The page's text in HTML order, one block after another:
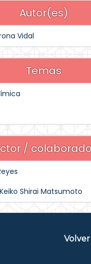
Autor(es)
Vidal
Temas
/
Shirai Matsumoto